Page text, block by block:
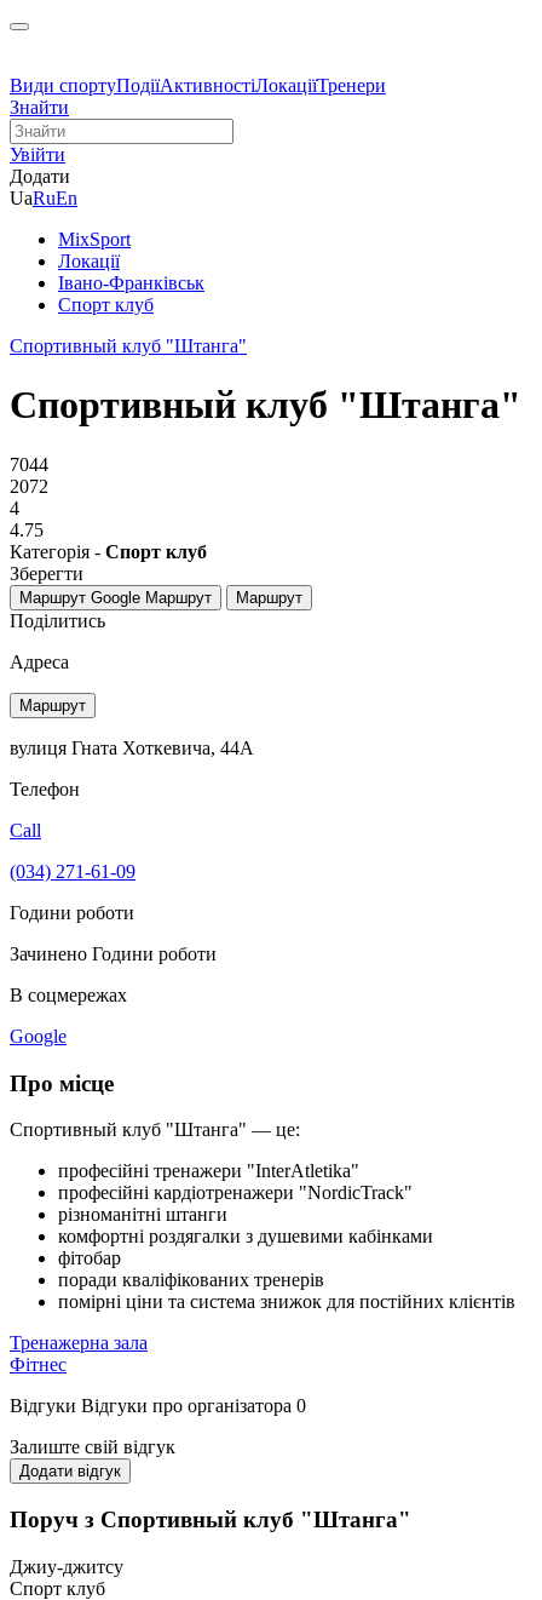
Види спортуПодіїАктивностіЛокаціїТренери
Знайти
Увійти
Додати
UaRuEn
MixSport
Локації
Івано-Франківськ
Спорт клуб
Спортивный клуб "Штанга"
Спортивный клуб "Штанга"
7044
2072
4
4.75
Категорія - Спорт клуб
Зберегти
Маршрут Google Маршрут Маршрут
Поділитись
Адреса
Маршрут
вулиця Гната Хоткевича, 44А
Телефон
Call
(034) 271-61-09
Години роботи
Зачинено Години роботи
В соцмережах
Google
Про місце
Спортивный клуб "Штанга" — це:
професійні тренажери "InterAtletika"
професійні кардіотренажери "NordicTrack"
різноманітні штанги
комфортні роздягалки з душевими кабінками
фітобар
поради кваліфікованих тренерів
помірні ціни та система знижок для постійних клієнтів
Тренажерна зала
Фітнес
Відгуки Відгуки про організатора 0
Залиште свій відгук
Додати відгук
Поруч з Спортивный клуб "Штанга"
Джиу-джитсу
Спорт клуб